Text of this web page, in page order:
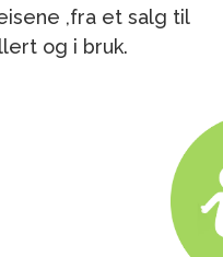
,fra et salg til
og i bruk.